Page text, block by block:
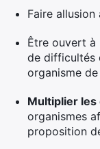
Faire allusion
Être ouvert à
de difficultés
organisme
Multiplier les
organismes
proposition